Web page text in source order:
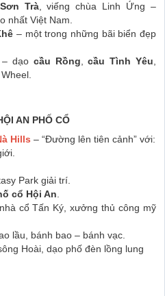
Trà, viếng chùa Linh Ứng –
nhất Việt Nam.
– một trong những bãi biển đẹp
dạo cầu Rồng,cầu Tình Yêu,
AN PHỐ CỔ
Hills – “Đường lên tiên cảnh” với:
Park giải trí.
cổ Hội An.
cổ Tấn Ký, xưởng thủ công mỹ
lầu, bánh bao – bánh vạc.
Hoài, dạo phố đèn lồng lung